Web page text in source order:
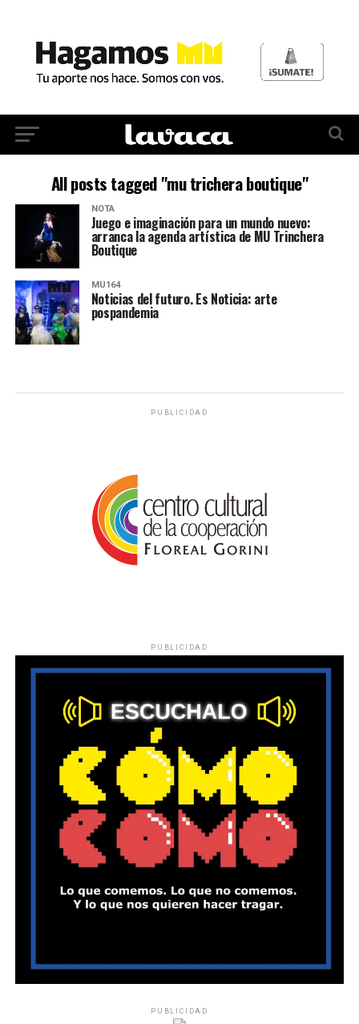
All posts tagged "mu trichera boutique"
NOTA
Juego e imaginación para un mundo nuevo:
arranca la agenda artística de MU Trinchera
Boutique
MU164
Noticias del futuro. Es Noticia: arte
pospandemia
PUBLICIDAD
PUBLICIDAD
PUBLICIDAD